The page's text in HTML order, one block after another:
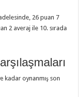
26 puan 7
2 averaj ile 10. sırada
kadar oynanmış son